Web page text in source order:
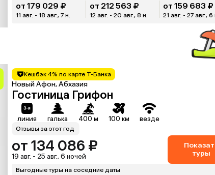
от 179 029 ₽
11 авг. - 18 авг., 7 н.
от 212 563 ₽
12 авг. - 20 авг., 8 н.
от 159 683 ₽
21 авг. - 27 авг., 6
Кешбэк 4% по карте Т-Банка
Новый Афон, Абхазия
Гостиница Грифон
линия галька 400 м 100 км везде
Отзывы за этот год
от 134 086 ₽
19 авг. - 25 авг., 6 ночей
туры
Выгодные туры на соседние даты